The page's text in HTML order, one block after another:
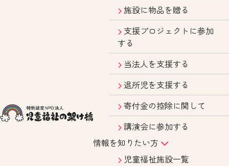
施設に物品を贈る
支援プロジェクトに参加
する
当法人を支援する
退所児を支援する
寄付金の控除に関して
講演会に参加する
情報を知りたい方
児童福祉施設一覧